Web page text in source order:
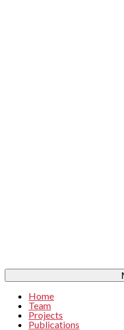
Home
Team
Projects
Publications